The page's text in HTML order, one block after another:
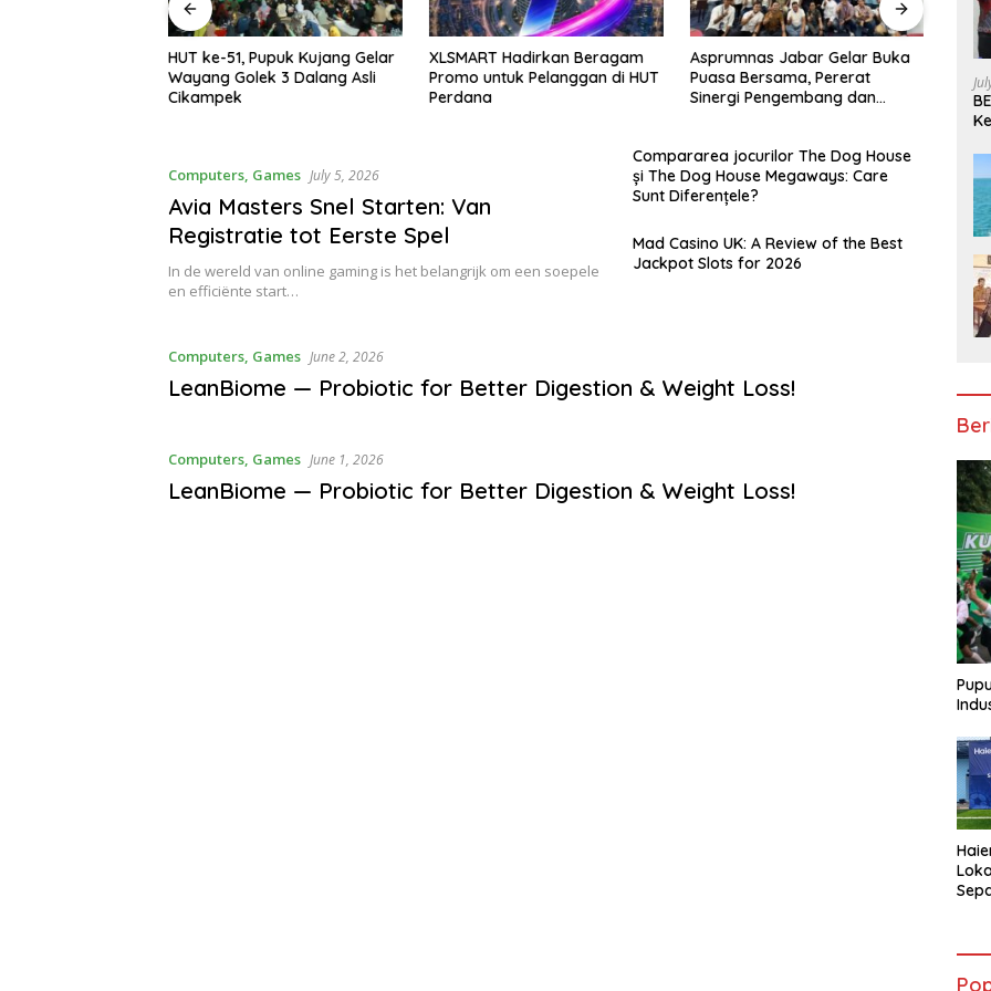
XLSMART Hadirkan Beragam
Promo untuk Pelanggan di HUT
Perdana
Asprumnas Jabar Gelar Buka
Puasa Bersama, Pererat
Sinergi Pengembang dan
Dugaan Mobilisasi Massa
Terstruktur Dalam Kasus
Sengketa di Kota Wisata,
Computers, Games July 5, 2026
Avia Masters Snel Starten: Van
Registratie tot Eerste Spel
In de wereld van online gaming is het belangrijk om een soepele
en efficiënte start…
Compararea jocurilor The Dog House
și The Dog House Megaways: Care
Sunt Diferențele?
Mad Casino UK: A Review of the Best
Jackpot Slots for 2026
Computers, Games June 2, 2026
LeanBiome — Probiotic for Better Digestion & Weight Loss!
Computers, Games June 1, 2026
LeanBiome — Probiotic for Better Digestion & Weight Loss!